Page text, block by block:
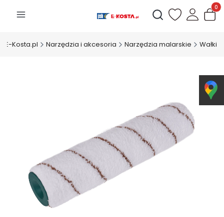
Otwórz wyszukiwarkę
E-Kosta.pl Narzędzia i akcesoria Narzędzia malarskie Wałki